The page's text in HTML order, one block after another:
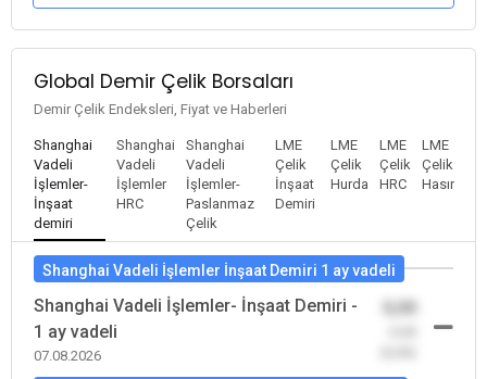
Global Demir Çelik Borsaları
Demir Çelik Endeksleri, Fiyat ve Haberleri
Shanghai
Vadeli
İşlemler-
İnşaat
demiri
Shanghai
Vadeli
İşlemler
HRC
Shanghai
Vadeli
İşlemler-
Paslanmaz
Çelik
LME
Çelik
İnşaat
Demiri
LME
Çelik
Hurda
LME
Çelik
HRC
LME
Çelik
Hasır
Shanghai Vadeli İşlemler İnşaat Demiri 1 ay vadeli
Shanghai Vadeli İşlemler- İnşaat Demiri -
1 ay vadeli
07.08.2026